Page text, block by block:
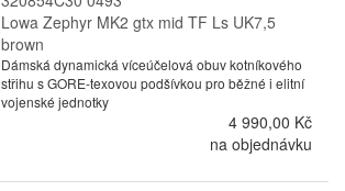
Lowa Zephyr MK2 gtx mid TF Ls UK7,5
brown
Dámská dynamická víceúčelová obuv kotníkového
střihu s GORE-texovou podšívkou pro běžné i elitní
vojenské jednotky
4 990,00 Kč
na objednávku